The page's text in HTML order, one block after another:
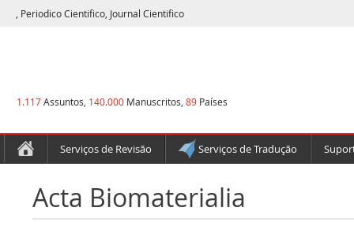
, Periodico Cientifico, Journal Cientifico
1.117Assuntos, 140.000 Manuscritos, 89 Países
Serviços de Revisão Serviços de Tradução
Acta Biomaterialia